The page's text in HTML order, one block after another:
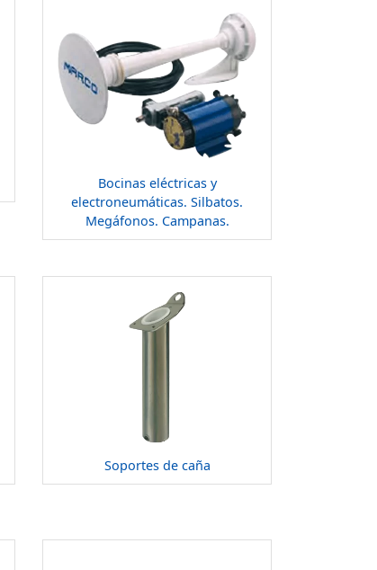
Bocinas eléctricas y
electroneumáticas. Silbatos.
Megáfonos. Campanas.
Soportes de caña